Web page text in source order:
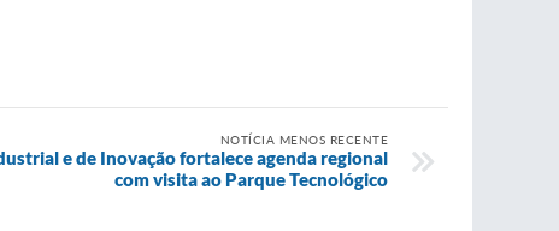
NOTÍCIA MENOS RECENTE
e de Inovação fortalece agenda regional
com visita ao Parque Tecnológico